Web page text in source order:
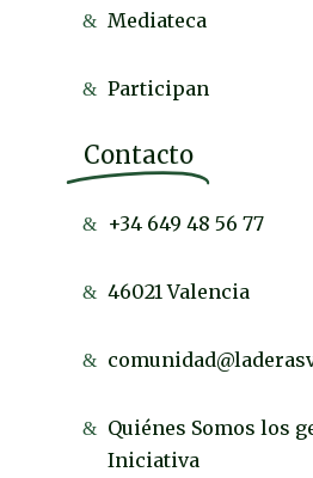
Mediateca
Participan
Contacto
+34 649 48 56 77
46021 Valencia
Quiénes Somos los
Iniciativa